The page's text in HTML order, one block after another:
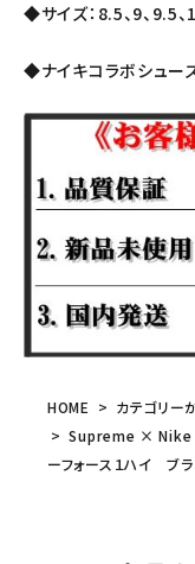
◆サイズ：8.5、9、9.5、
◆ナイキコラボシュー
HOME カテゴリー
Supreme × Nike
ーフォース１ハイ ブラ